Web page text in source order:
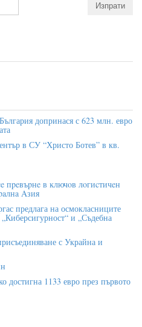
допринася с 623 млн. евро
в СУ “Христо Ботев” в кв.
пpeвъpнe в ĸлючoв лoгиcтичeн
Aзия
предлага на осмокласниците
и „Съдебна
с Украйна и
достигна 1133 евро през първото